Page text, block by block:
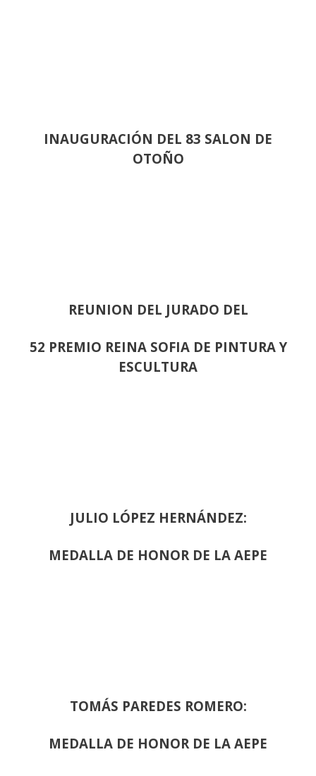
INAUGURACIÓN DEL 83 SALON DE
OTOÑO
REUNION DEL JURADO DEL
52 PREMIO REINA SOFIA DE PINTURA Y
ESCULTURA
JULIO LÓPEZ HERNÁNDEZ:
MEDALLA DE HONOR DE LA AEPE
TOMÁS PAREDES ROMERO:
MEDALLA DE HONOR DE LA AEPE